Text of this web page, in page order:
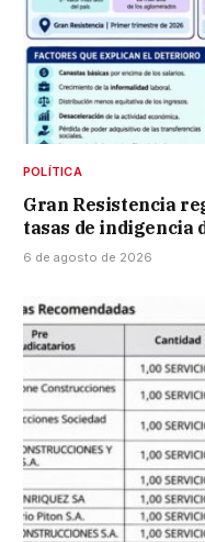
POLÍTICA
Gran Resistencia
tasas de indigencia
6 de agosto de 2026